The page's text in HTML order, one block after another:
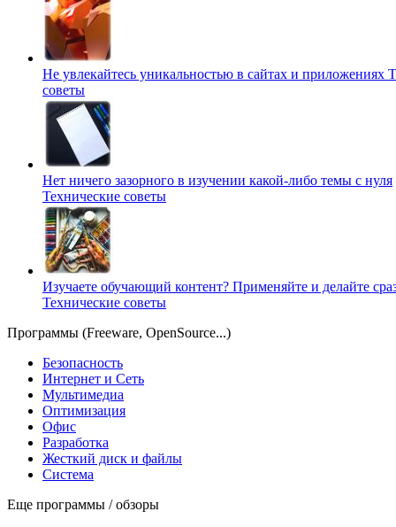
Не увлекайтесь уникальностью в сайтах и приложениях
советы
Нет ничего зазорного в изучении какой-либо темы с нуля
Технические советы
Изучаете обучающий контент? Применяйте и делайте
Технические советы
Программы (Freeware, OpenSource...)
Безопасность
Интернет и Сеть
Мультимедиа
Оптимизация
Офис
Разработка
Жесткий диск и файлы
Система
Еще программы / обзоры